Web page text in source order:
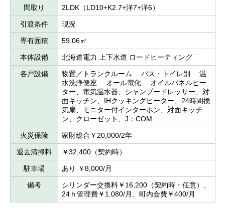
間取り 2LDK（LD10+K2.7+洋7+洋6）
引渡条件 現況
専有面積 59.06㎡
本体設備 北海道電力 上下水道 ロードヒーティング
各戸設備
物置／トランクルーム バス・トイレ別 温
水洗浄便座 オール電化 オイルパネルヒー
ター、電気温水器、シャンプードレッサー、対
面キッチン、IHクッキングヒーター、24時間換
気扇、モニター付インターホン、対面キッチ
ン、クローゼット、J：COM
火災保険 家財総合￥20,000/2年
退去清掃料 ￥32,400（契約時）
駐車場 あり ￥8,000/月
備考
シリンダー交換料￥16,200（契約時・任意）、
24ｈ管理費￥1,080/月、町内会費￥400/月